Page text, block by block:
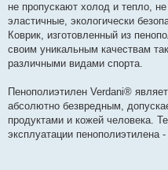
не пропускают холод и тепло,
эластичные, экологически
Коврик, изготовленный из
своим уникальным качествам
различными видами спорта.
Пенополиэтилен Verdani®
абсолютно безвредным,
продуктами и кожей человека.
эксплуатации пенополиэтилена